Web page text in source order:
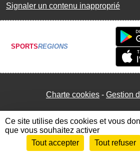
Signaler un contenu inapproprié
SPORTSREGIONS
Charte cookies Gestion
Envie de participer ?
Ce site utilise des cookies et vous
que vous souhaitez activer
Tout accepter
Tout refuser